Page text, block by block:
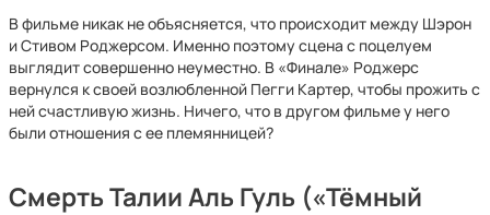
В фильме никак не объясняется, что происходит между Шэрон
и Стивом Роджерсом. Именно поэтому сцена с поцелуем
выглядит совершенно неуместно. В «Финале» Роджерс
вернулся к своей возлюбленной Пегги Картер, чтобы прожить с
ней счастливую жизнь. Ничего, что в другом фильме у него
были отношения с ее племянницей?
Смерть Талии Аль Гуль («Тёмный